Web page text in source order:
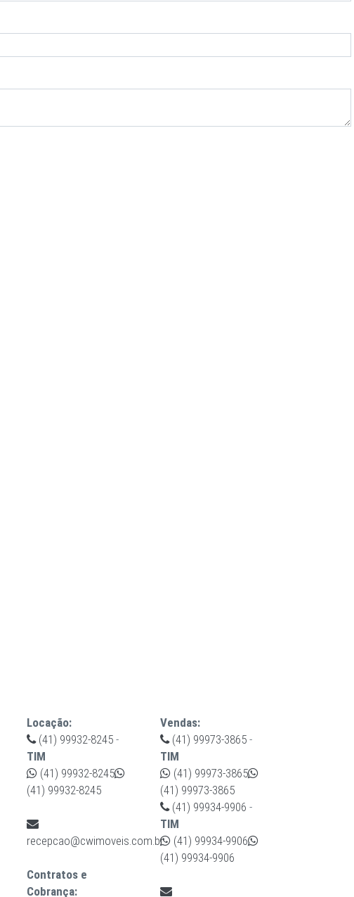
Locação:
(41) 99932-8245-
TIM
(41) 99932-8245
(41) 99932-8245
recepcao@cwimoveis.com.br
Contratos e
Cobrança:
Vendas:
(41) 99973-3865 -
TIM
(41) 99973-3865
(41) 99973-3865
(41) 99934-9906 -
TIM
(41) 99934-9906
(41) 99934-9906